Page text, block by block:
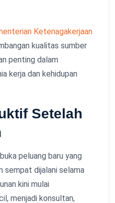
Ketenagakerjaan
kualitas sumber
penting dalam
kerja dan kehidupan
Setelah
peluang baru yang
sempat dijalani selama
kini mulai
menjadi konsultan,